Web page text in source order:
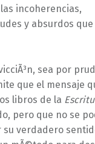
incoherencias,
y absurdos
sea por
que el mensaje
libros de la
pero que no se
verdadero